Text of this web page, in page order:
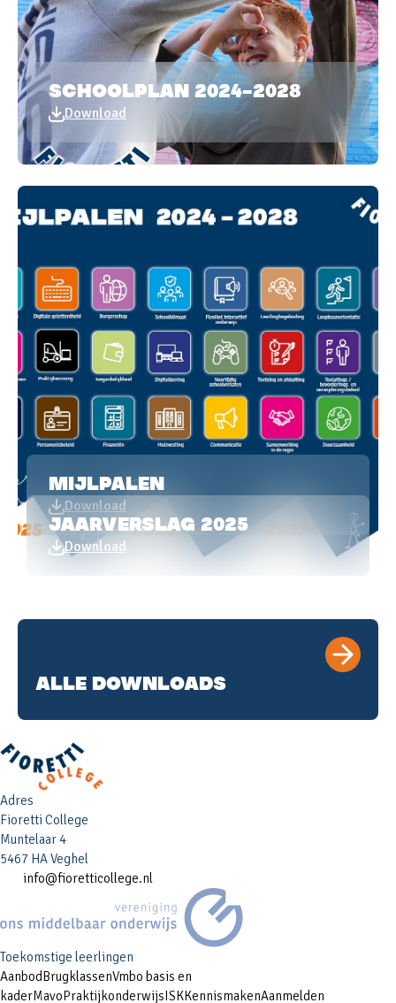
SCHOOLPLAN 2024-2028
Download
MIJLPALEN
Download
JAARVERSLAG 2025
Download
ALLE DOWNLOADS
Adres
Fioretti College
Muntelaar 4
5467 HA Veghel
info@fioretticollege.nl
Toekomstige leerlingen
AanbodBrugklassenVmbo basis en
kaderMavoPraktijkonderwijsISKKennismakenAanmelden